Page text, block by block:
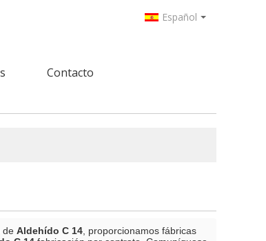
Español
Contacto
de Aldehído C 14 , proporcionamos fábricas